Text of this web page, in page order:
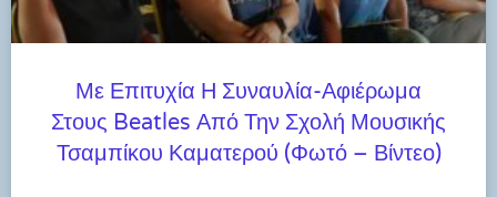
Με Επιτυχία Η Συναυλία-Αφιέρωμα
Στους Beatles Από Την Σχολή Μουσικής
Τσαμπίκου Καματερού (φωτό – Βίντεο)